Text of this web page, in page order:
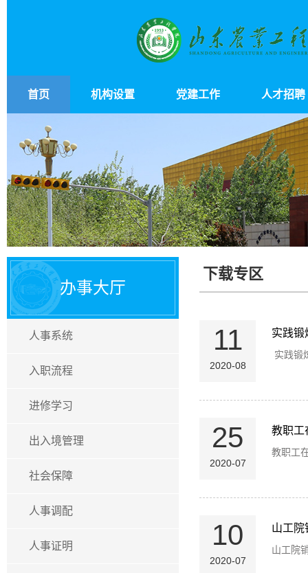
首页 机构设置 党建工作 人才招聘
办事大厅
人事系统
入职流程
进修学习
出入境管理
社会保障
人事调配
人事证明
下载专区
11
2020-08
实践锻
实践锻
25
2020-07
教职工
教职工
10
2020-07
山工院
山工院